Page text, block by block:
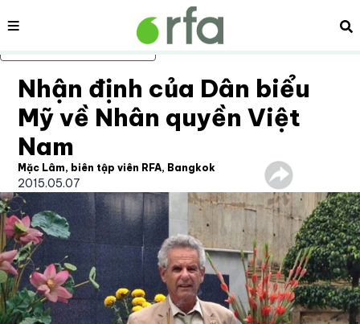
Bỏ qua nội dung chính
Nội dung
Nhận định của Dân biểu
Mỹ về Nhân quyền Việt
Nam
Mặc Lâm, biên tập viên RFA, Bangkok
2015.05.07